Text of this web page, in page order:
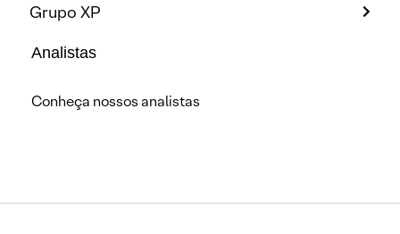
Grupo XP
Analistas
Conheça nossos analistas